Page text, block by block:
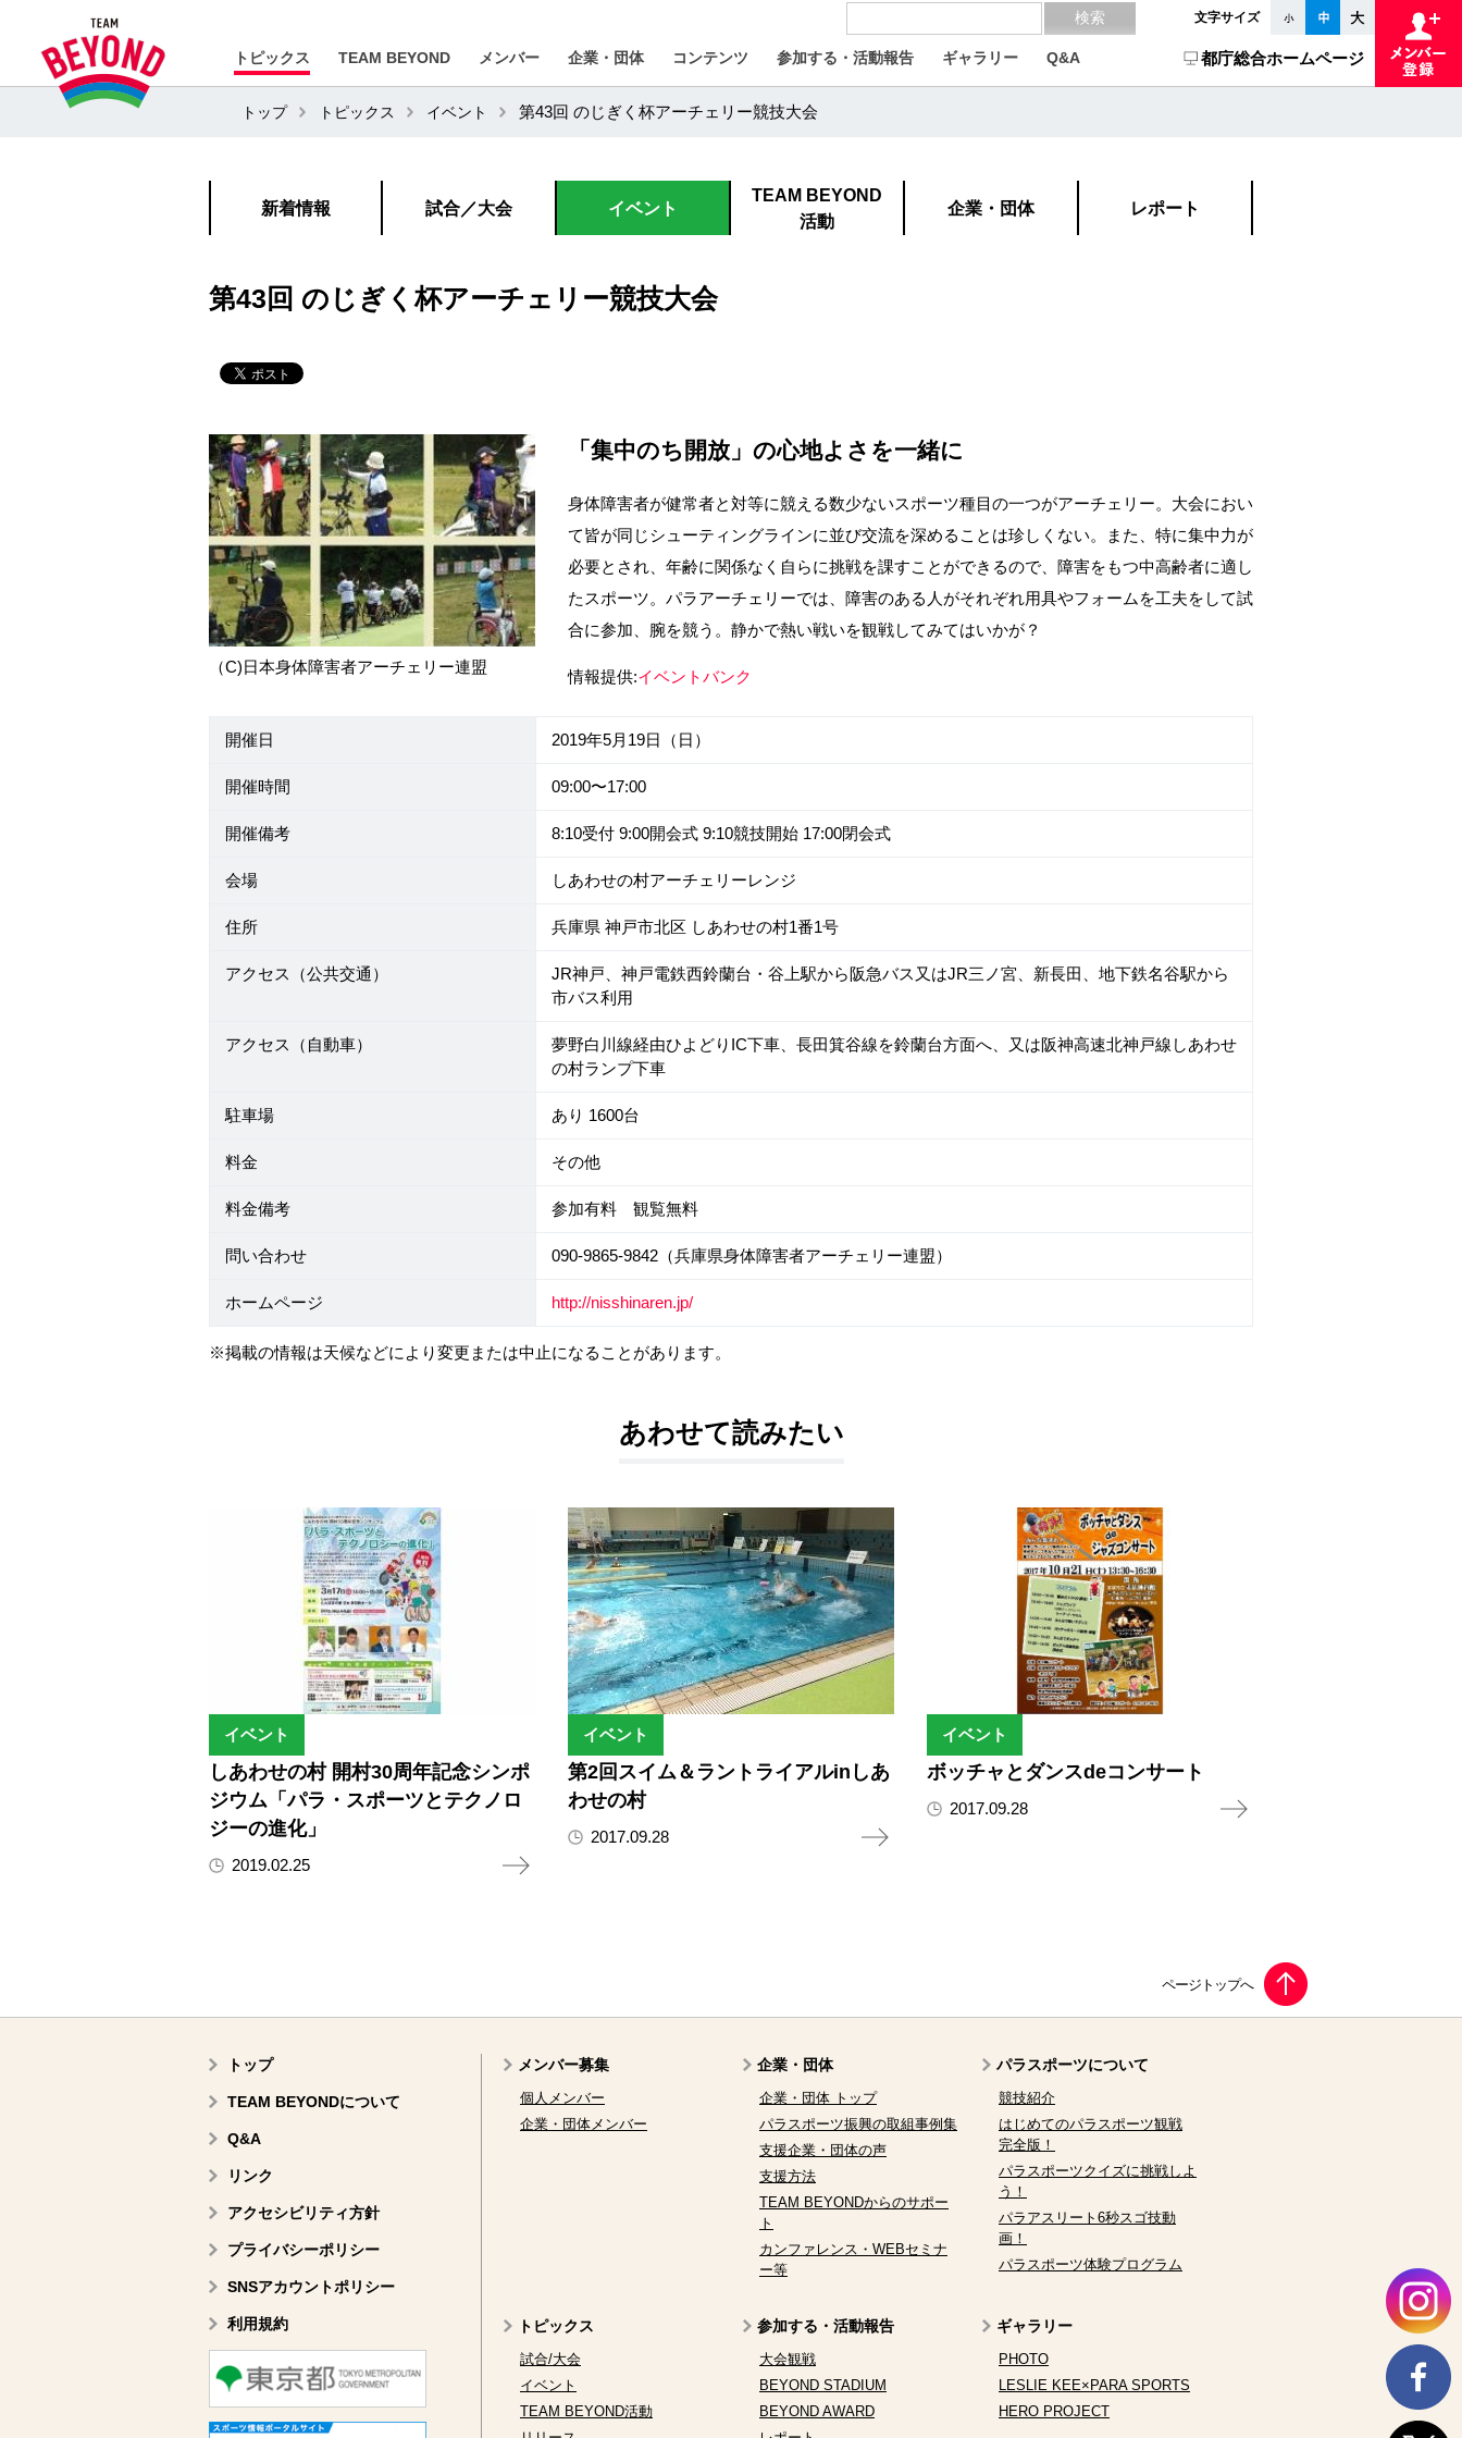
文字サイズ
トピックス TEAM BEYOND メンバー 企業・団体 コンテンツ 参加する・活動報告 ギャラリー Q&A 都庁総合ホームページ
トップ トピックス イベント 第43回 のじぎく杯アーチェリー競技大会
新着情報 試合／大会 イベント
TEAM BEYOND
活動
企業・団体 レポート
第43回 のじぎく杯アーチェリー競技大会
（C)日本身体障害者アーチェリー連盟
「集中のち開放」の心地よさを一緒に
身体障害者が健常者と対等に競える数少ないスポーツ種目の一つがアーチェリー。大会におい
て皆が同じシューティングラインに並び交流を深めることは珍しくない。また、特に集中力が
必要とされ、年齢に関係なく自らに挑戦を課すことができるので、障害をもつ中高齢者に適し
たスポーツ。パラアーチェリーでは、障害のある人がそれぞれ用具やフォームを工夫をして試
合に参加、腕を競う。静かで熱い戦いを観戦してみてはいかが？
情報提供:イベントバンク
開催日 2019年5月19日（日）
開催時間 09:00〜17:00
開催備考 8:10受付 9:00開会式 9:10競技開始 17:00閉会式
会場 しあわせの村アーチェリーレンジ
住所 兵庫県 神戸市北区 しあわせの村1番1号
アクセス（公共交通）
JR神戸、神戸電鉄西鈴蘭台・谷上駅から阪急バス又はJR三ノ宮、新長田、地下鉄名谷駅から
市バス利用
アクセス（自動車）
夢野白川線経由ひよどりIC下車、長田箕谷線を鈴蘭台方面へ、又は阪神高速北神戸線しあわせ
の村ランプ下車
駐車場 あり 1600台
料金 その他
料金備考 参加有料 観覧無料
問い合わせ 090-9865-9842（兵庫県身体障害者アーチェリー連盟）
ホームページ http://nisshinaren.jp/
※掲載の情報は天候などにより変更または中止になることがあります。
あわせて読みたい
イベント
しあわせの村 開村30周年記念シンポ
ジウム「パラ・スポーツとテクノロ
ジーの進化」
2019.02.25
イベント
第2回スイム＆ラントライアルinしあ
わせの村
2017.09.28
イベント
ボッチャとダンスdeコンサート
2017.09.28
トップ
TEAM BEYONDについて
Q&A
リンク
アクセシビリティ方針
プライバシーポリシー
SNSアカウントポリシー
利用規約
メンバー募集
個人メンバー
企業・団体メンバー
企業・団体
企業・団体 トップ
パラスポーツ振興の取組事例集
支援企業・団体の声
支援方法
TEAM BEYONDからのサポー
ト
カンファレンス・WEBセミナ
ー等
パラスポーツについて
競技紹介
はじめてのパラスポーツ観戦
完全版！
パラスポーツクイズに挑戦しよ
う！
パラアスリート6秒スゴ技動
画！
パラスポーツ体験プログラム
トピックス
試合/大会
イベント
TEAM BEYOND活動
参加する・活動報告
大会観戦
BEYOND STADIUM
BEYOND AWARD
ギャラリー
PHOTO
LESLIE KEE×PARA SPORTS
HERO PROJECT